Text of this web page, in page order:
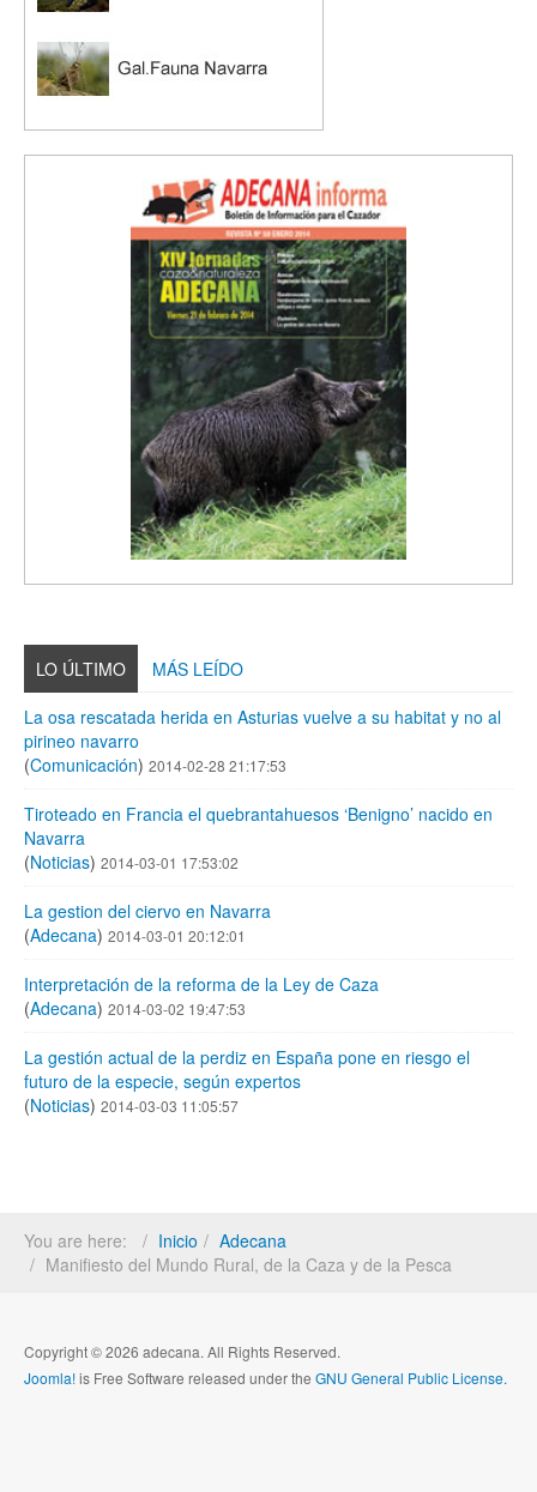
LO ÚLTIMO
MÁS LEÍDO
La osa rescatada herida en Asturias vuelve a su habitat y no al
pirineo navarro
(Comunicación) 2014-02-28 21:17:53
Tiroteado en Francia el quebrantahuesos ‘Benigno’ nacido en
Navarra
(Noticias) 2014-03-01 17:53:02
La gestion del ciervo en Navarra
(Adecana) 2014-03-01 20:12:01
Interpretación de la reforma de la Ley de Caza
(Adecana) 2014-03-02 19:47:53
La gestión actual de la perdiz en España pone en riesgo el
futuro de la especie, según expertos
(Noticias) 2014-03-03 11:05:57
You are here: Inicio
Adecana
Manifiesto del Mundo Rural, de la Caza y de la Pesca
Copyright © 2026 adecana. All Rights Reserved.
Joomla!is Free Software released under the GNU General Public License.